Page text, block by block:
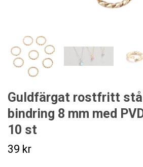
Guldfärgat rostfritt
bindring 8 mm med
10 st
39 kr